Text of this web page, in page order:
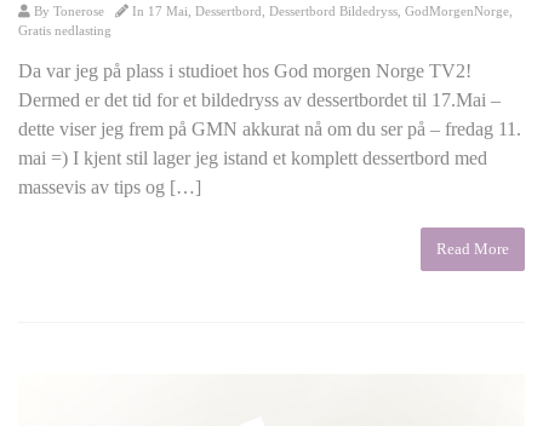
By Tonerose In 17 Mai Dessertbord Dessertbord Bildedryss GodMorgenNorge
Gratis nedlasting
Da var jeg på plass i studioet hos God morgen Norge TV2!
Dermed er det tid for et bildedryss av dessertbordet til 17.Mai –
dette viser jeg frem på GMN akkurat nå om du ser på – fredag 11.
mai =) I kjent stil lager jeg istand et komplett dessertbord med
massevis av tips og […]
Read More